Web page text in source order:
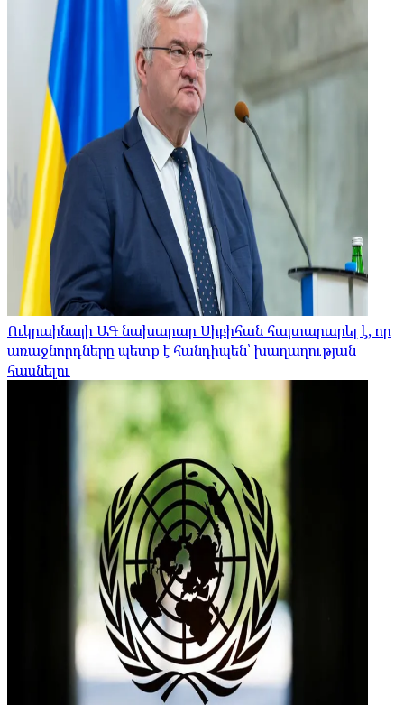
Ուկրաինայի ԱԳ նախարար Սիբիհան հայտարարել է, որ
առաջնորդները պետք է հանդիպեն՝ խաղաղության
հասնելու